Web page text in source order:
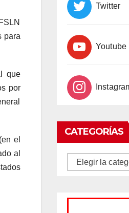
para
que
por
el
al
Twitter
Youtube
CATEGORÍAS
CATEGORÍAS